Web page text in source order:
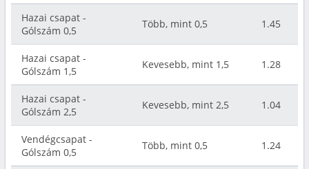
Hazai csapat -
Gólszám 0,5
Több, mint 0,5 1.45
Hazai csapat -
Gólszám 1,5
Kevesebb, mint 1,5 1.28
Hazai csapat -
Gólszám 2,5
Kevesebb, mint 2,5 1.04
Vendégcsapat -
Gólszám 0,5
Több, mint 0,5 1.24